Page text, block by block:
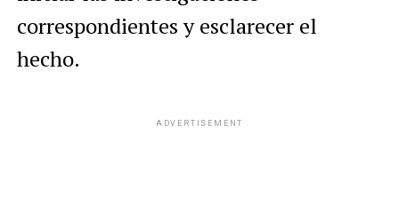
correspondientes y esclarecer el
hecho.
ADVERTISEMENT